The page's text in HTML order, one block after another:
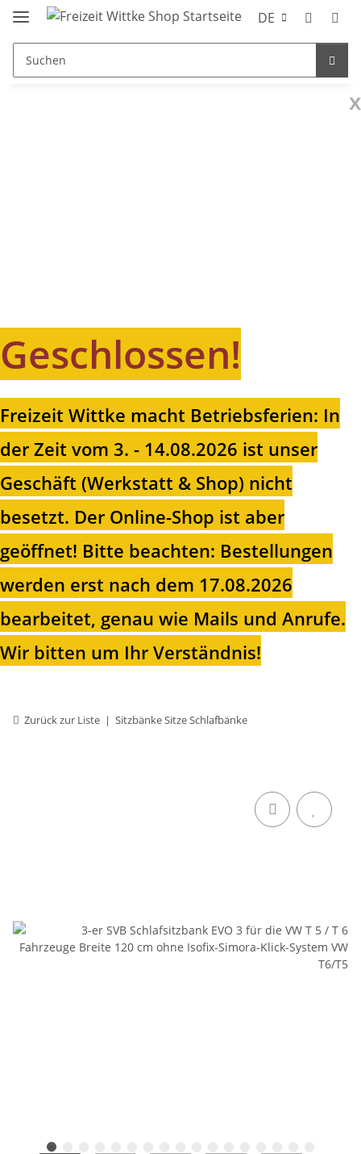
DE
x
Geschlossen!
Freizeit Wittke macht Betriebsferien: In
der Zeit vom 3. - 14.08.2026 ist unser
Geschäft (Werkstatt & Shop) nicht
besetzt. Der Online-Shop ist aber
geöffnet! Bitte beachten: Bestellungen
werden erst nach dem 17.08.2026
bearbeitet, genau wie Mails und Anrufe.
Wir bitten um Ihr Verständnis!
Zurück zur Liste Sitzbänke Sitze Schlafbänke